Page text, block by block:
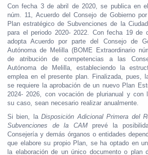
Con fecha 3 de abril de 2020, se publica en
núm. 11, Acuerdo del Consejo de Gobierno
Plan estratégico de Subvenciones de la
para el periodo 2020- 2022. Con fecha 19 de
adopta Acuerdo por parte del Consejo de
Autónoma de Melilla (BOME Extraordinario
de atribución de competencias a las
Autónoma de Melilla, estableciendo la
emplea en el presente plan. Finalizada, pues,
se requiere la aprobación de un nuevo Plan
2024- 2026, con vocación de plurianual y con
su caso, sean necesario realizar anualmente.
Si bien, laDisposición Adicional Primera del
Subvenciones de la CAM prevé la
Consejería y demás órganos o entidades
que elabore su propio Plan, se ha optado en
la elaboración de un único documento o plan